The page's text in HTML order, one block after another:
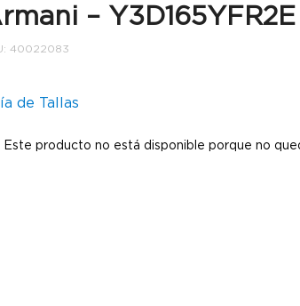
– Y3D165YFR2E
40022083
de Tallas
Este producto no está disponible porque no